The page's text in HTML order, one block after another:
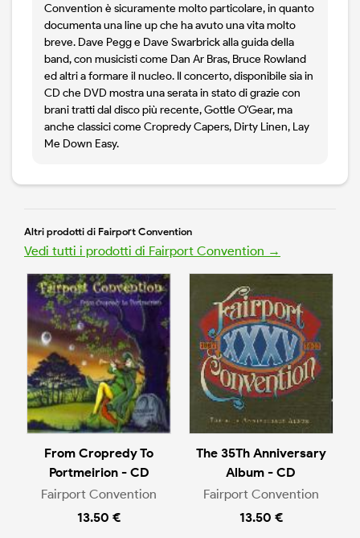
Convention è sicuramente molto particolare, in quanto
documenta una line up che ha avuto una vita molto
breve. Dave Pegg e Dave Swarbrick alla guida della
band, con musicisti come Dan Ar Bras, Bruce Rowland
ed altri a formare il nucleo. Il concerto, disponibile sia in
CD che DVD mostra una serata in stato di grazie con
brani tratti dal disco più recente, Gottle O'Gear, ma
anche classici come Cropredy Capers, Dirty Linen, Lay
Me Down Easy.
Altri prodotti di Fairport Convention
Vedi tutti i prodotti di Fairport Convention →
From Cropredy To
Portmeirion - CD
Fairport Convention
13.50 €
The 35Th Anniversary
Album - CD
Fairport Convention
13.50 €